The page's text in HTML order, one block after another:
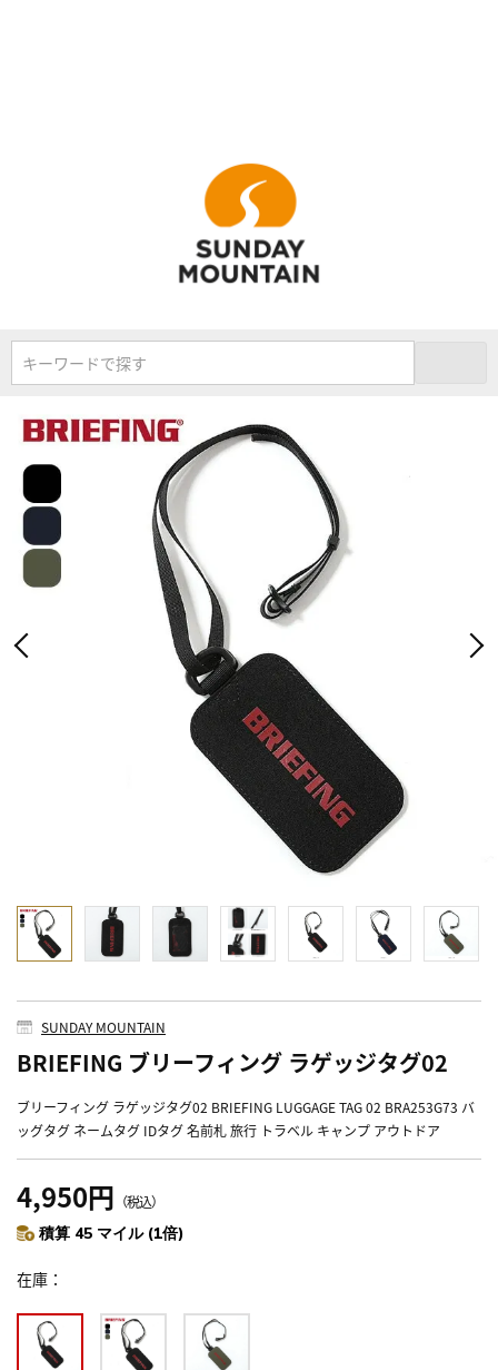
キーワードで探す
SUNDAY MOUNTAIN
BRIEFING ブリーフィング ラゲッジタグ02
ブリーフィング ラゲッジタグ02 BRIEFING LUGGAGE TAG 02 BRA253G73 バ
ッグタグ ネームタグ IDタグ 名前札 旅行 トラベル キャンプ アウトドア
4,950円 （税込）
積算 45 マイル (1倍)
在庫